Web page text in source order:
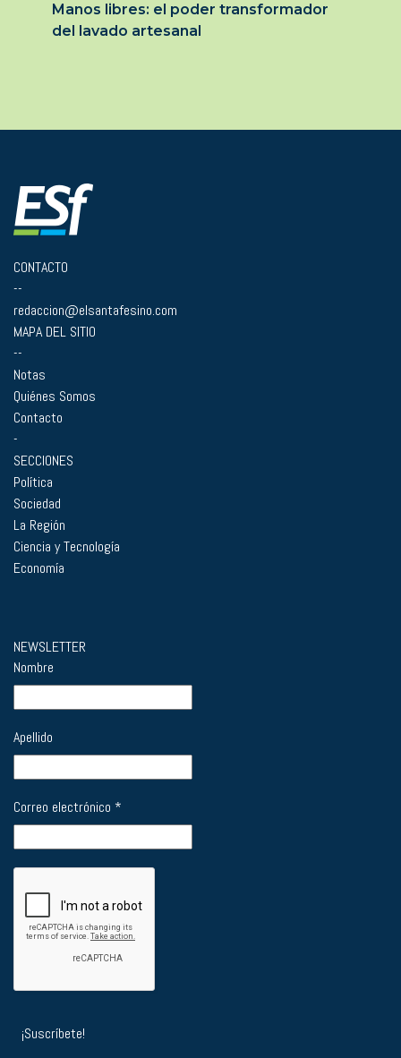
Manos libres: el poder transformador
del lavado artesanal
CONTACTO
--
redaccion@elsantafesino.com
MAPA DEL SITIO
--
Notas
Quiénes Somos
Contacto
-
SECCIONES
Política
Sociedad
La Región
Ciencia y Tecnología
Economía
NEWSLETTER
Nombre
Apellido
Correo electrónico *